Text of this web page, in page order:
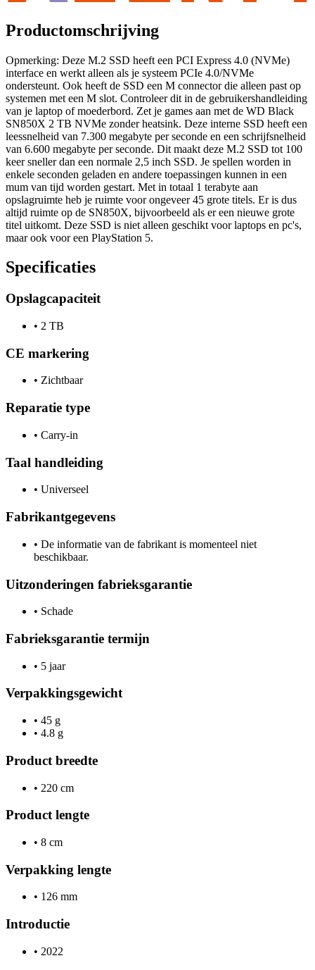
Productomschrijving
Opmerking: Deze M.2 SSD heeft een PCI Express 4.0 (NVMe)
interface en werkt alleen als je systeem PCIe 4.0/NVMe
ondersteunt. Ook heeft de SSD een M connector die alleen past op
systemen met een M slot. Controleer dit in de gebruikershandleiding
van je laptop of moederbord. Zet je games aan met de WD Black
SN850X 2 TB NVMe zonder heatsink. Deze interne SSD heeft een
leessnelheid van 7.300 megabyte per seconde en een schrijfsnelheid
van 6.600 megabyte per seconde. Dit maakt deze M.2 SSD tot 100
keer sneller dan een normale 2,5 inch SSD. Je spellen worden in
enkele seconden geladen en andere toepassingen kunnen in een
mum van tijd worden gestart. Met in totaal 1 terabyte aan
opslagruimte heb je ruimte voor ongeveer 45 grote titels. Er is dus
altijd ruimte op de SN850X, bijvoorbeeld als er een nieuwe grote
titel uitkomt. Deze SSD is niet alleen geschikt voor laptops en pc's,
maar ook voor een PlayStation 5.
Specificaties
Opslagcapaciteit
• 2 TB
CE markering
• Zichtbaar
Reparatie type
• Carry-in
Taal handleiding
• Universeel
Fabrikantgegevens
• De informatie van de fabrikant is momenteel niet
beschikbaar.
Uitzonderingen fabrieksgarantie
• Schade
Fabrieksgarantie termijn
• 5 jaar
Verpakkingsgewicht
• 45 g
• 4.8 g
Product breedte
• 220 cm
Product lengte
• 8 cm
Verpakking lengte
• 126 mm
Introductie
• 2022